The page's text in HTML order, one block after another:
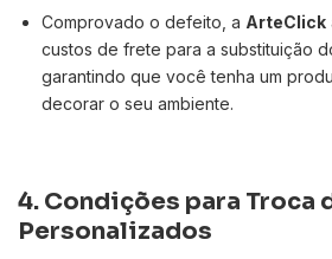
Comprovado o defeito, a ArteClick
custos de frete para a substituição
garantindo que você tenha um
decorar o seu ambiente.
4. Condições para Troca
Personalizados